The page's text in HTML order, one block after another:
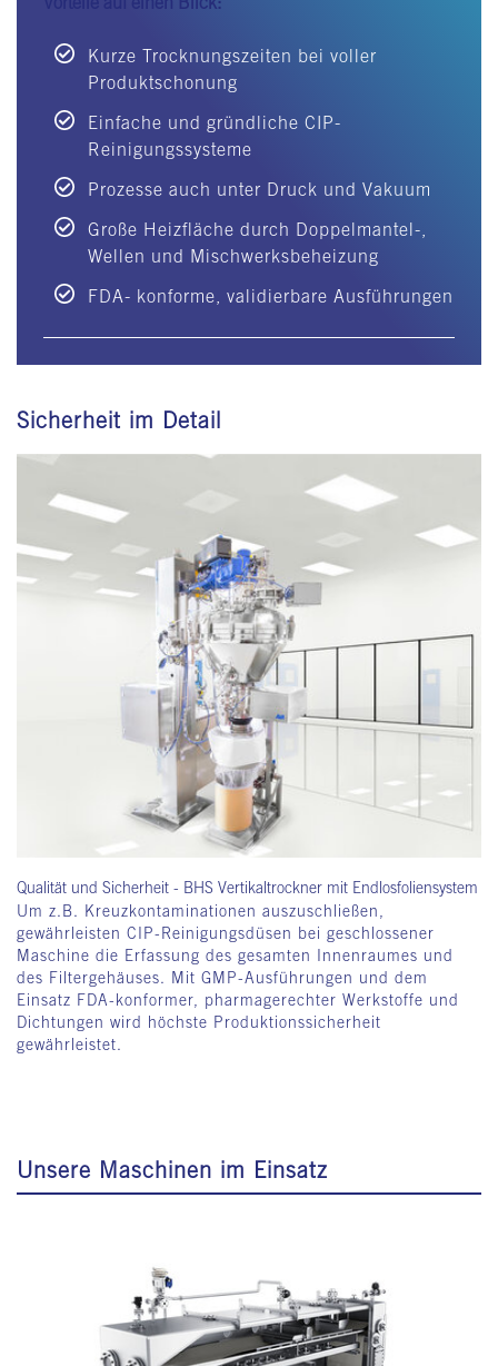
Kurze Trocknungszeiten bei voller
Produktschonung
Einfache und gründliche CIP-
Reinigungssysteme
Prozesse auch unter Druck und Vakuum
Große Heizfläche durch Doppelmantel-,
Wellen und Mischwerksbeheizung
FDA- konforme, validierbare Ausführungen
Sicherheit im Detail
Qualität und Sicherheit - BHS Vertikaltrockner mit Endlosfoliensystem
Um z.B. Kreuzkontaminationen auszuschließen,
gewährleisten CIP-Reinigungsdüsen bei geschlossener
Maschine die Erfassung des gesamten Innenraumes und
des Filtergehäuses. Mit GMP-Ausführungen und dem
Einsatz FDA-konformer, pharmagerechter Werkstoffe und
Dichtungen wird höchste Produktionssicherheit
gewährleistet.
Unsere Maschinen im Einsatz